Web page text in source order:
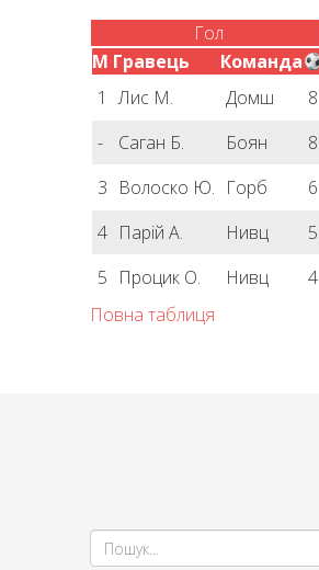
Гол
М Гравець
Команда
1
Лис М. Домш
8
-
Саган Б. Боян
8
3 Волоско Ю. Горб
6
4 Парій А. Нивц
5
5 Процик О. Нивц
4
Повна таблиця